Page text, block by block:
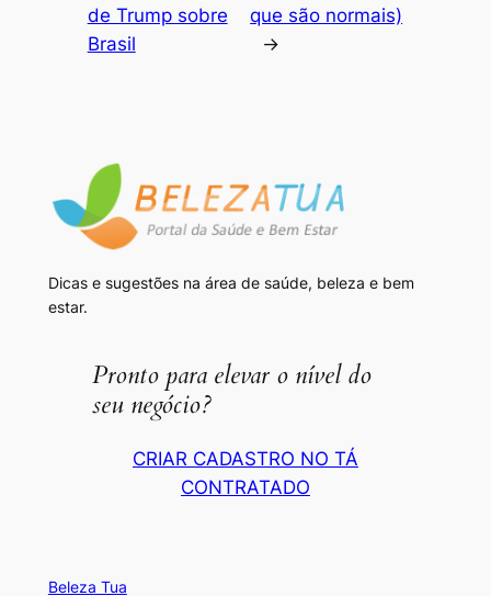
de Trump sobre
Brasil
que são normais)
→
Dicas e sugestões na área de saúde, beleza e bem
estar.
Pronto para elevar o nível do
seu negócio?
CRIAR CADASTRO NO TÁ
CONTRATADO
Beleza Tua